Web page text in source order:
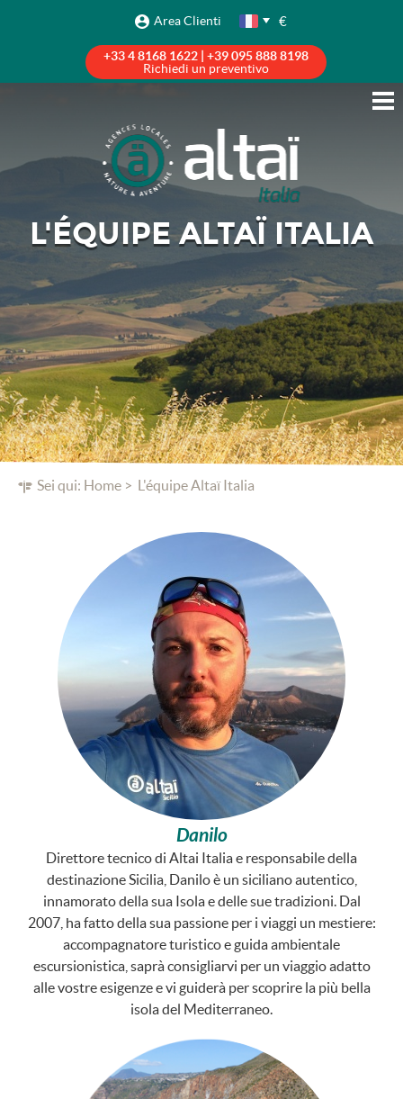
Area Clienti €
+33 4 8168 1622 | +39 095 888 8198
Richiedi un preventivo
Sei qui: Home L'équipe Altaï Italia
L'ÉQUIPE ALTAÏ ITALIA
Danilo
Direttore tecnico di Altai Italia e responsabile della
destinazione Sicilia, Danilo è un siciliano autentico,
innamorato della sua Isola e delle sue tradizioni. Dal
2007, ha fatto della sua passione per i viaggi un mestiere:
accompagnatore turistico e guida ambientale
escursionistica, saprà consigliarvi per un viaggio adatto
alle vostre esigenze e vi guiderà per scoprire la più bella
isola del Mediterraneo.